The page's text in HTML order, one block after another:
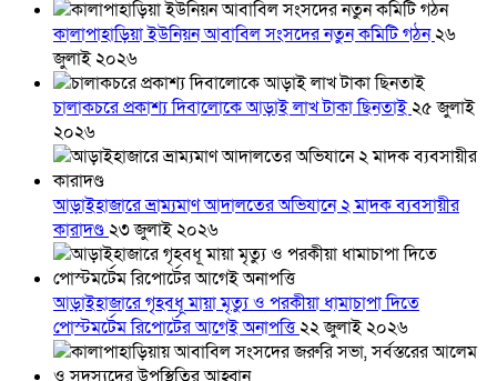
কালাপাহাড়িয়া ইউনিয়ন আবাবিল সংসদের নতুন কমিটি গঠন২৬
জুলাই ২০২৬
চালাকচরে প্রকাশ্য দিবালোকে আড়াই লাখ টাকা ছিনতাই২৫ জুলাই
২০২৬
আড়াইহাজারে ভ্রাম্যমাণ আদালতের অভিযানে ২ মাদক ব্যবসায়ীর
কারাদণ্ড২৩ জুলাই ২০২৬
আড়াইহাজারে গৃহবধূ মায়া মৃত্যু ও পরকীয়া ধামাচাপা দিতে
পোস্টমর্টেম রিপোর্টের আগেই অনাপত্তি২২ জুলাই ২০২৬